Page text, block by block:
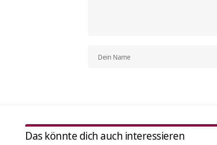
Das könnte dich auch interessieren